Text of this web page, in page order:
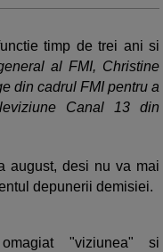
timp de trei ani si
al FMI, Christine
din cadrul FMI pentru a
Canal 13 din
august, desi nu va mai
depunerii demisiei.
"viziunea" si